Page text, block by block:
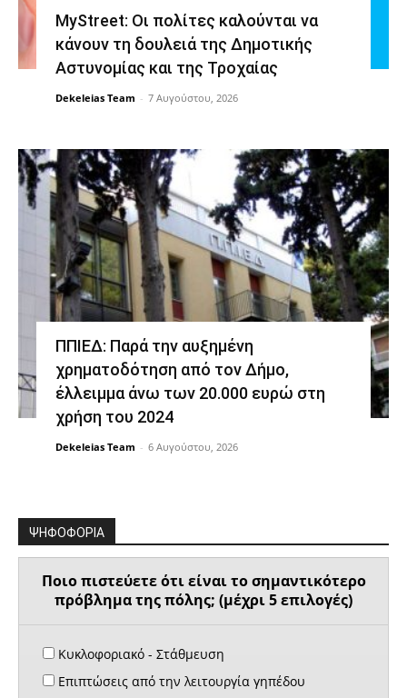
MyStreet: Οι πολίτες καλούνται να
κάνουν τη δουλειά της Δημοτικής
Αστυνομίας και της Τροχαίας
Dekeleias Team - 7 Αυγούστου, 2026
ΠΠΙΕΔ: Παρά την αυξημένη
χρηματοδότηση από τον Δήμο,
έλλειμμα άνω των 20.000 ευρώ στη
χρήση του 2024
Dekeleias Team - 6 Αυγούστου, 2026
ΨΗΦΟΦΟΡΙΑ
Ποιο πιστεύετε ότι είναι το σημαντικότερο
πρόβλημα της πόλης; (μέχρι 5 επιλογές)
Κυκλοφοριακό - Στάθμευση
Επιπτώσεις από την λειτουργία γηπέδου